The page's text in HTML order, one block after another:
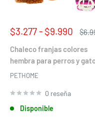
Precio
venta
$3.277 - $9.990
Chaleco franjas colores
hembra para perros y
PETHOME
0 reseña
Disponible